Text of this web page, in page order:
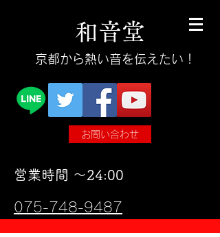
和音堂
​京都から熱い音を伝えたい！
お問い合わせ
​営業時間 〜24:00
075-748-9487